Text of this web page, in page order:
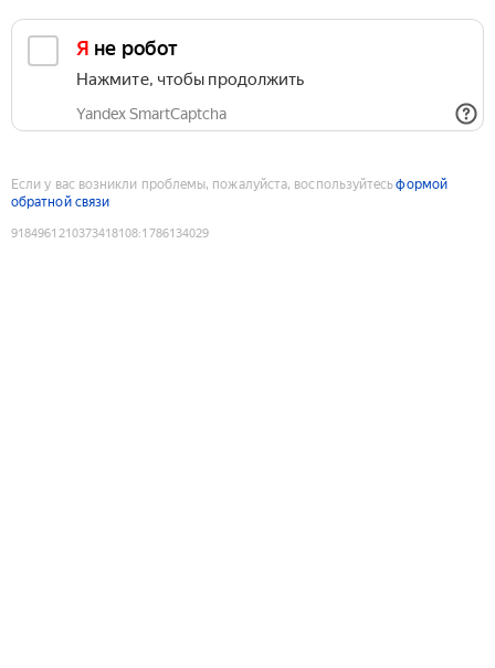
Я не робот
Нажмите, чтобы продолжить
Yandex SmartCaptcha
Если у вас возникли проблемы, пожалуйста, воспользуйтесьформой
обратной связи
9184961210373418108:1786134029